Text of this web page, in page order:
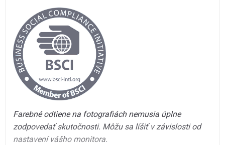
Farebné odtiene na fotografiách nemusia úplne
zodpovedať skutočnosti. Môžu sa líšiť v závislosti od
nastavení vášho monitora.